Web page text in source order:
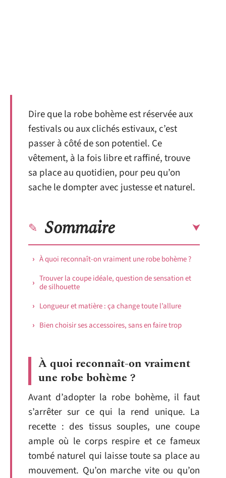
Dire que la robe bohème est réservée aux
festivals ou aux clichés estivaux, c’est
passer à côté de son potentiel. Ce
vêtement, à la fois libre et raffiné, trouve
sa place au quotidien, pour peu qu’on
sache le dompter avec justesse et naturel.
Sommaire
À quoi reconnaît-on vraiment une robe bohème ?
Trouver la coupe idéale, question de sensation et
de silhouette
Longueur et matière : ça change toute l’allure
Bien choisir ses accessoires, sans en faire trop
À quoi reconnaît-on vraiment
une robe bohème ?
Avant d’adopter la robe bohème, il faut
s’arrêter sur ce qui la rend unique. La
recette : des tissus souples, une coupe
ample où le corps respire et ce fameux
tombé naturel qui laisse toute sa place au
mouvement. Qu’on marche vite ou qu’on